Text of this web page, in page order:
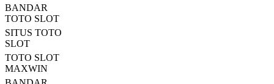
BANDAR
TOTO SLOT
SITUS TOTO
SLOT
TOTO SLOT
MAXWIN